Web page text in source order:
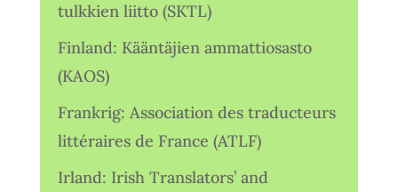
tulkkien liitto (SKTL)
Finland: Kääntäjien ammattiosasto
(KAOS)
Frankrig: Association des traducteurs
littéraires de France (ATLF)
Irland: Irish Translators’ and